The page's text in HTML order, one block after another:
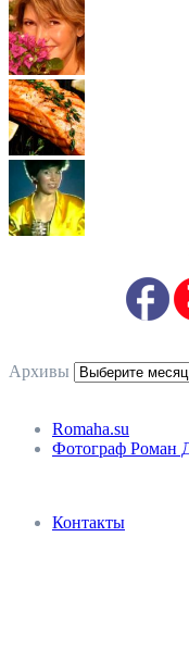
Архивы
Romaha.su
Фотограф Роман
Контакты